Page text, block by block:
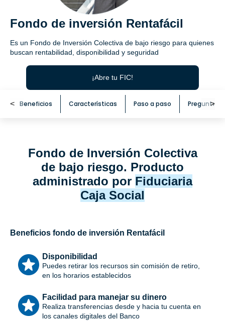
Fondo de inversión Rentafácil
Es un Fondo de Inversión Colectiva de bajo riesgo para quienes
buscan rentabilidad, disponibilidad y seguridad
¡Abre tu FIC!
< <
Beneficios Características Paso a paso Preguntas
Fondo de Inversión Colectiva
de bajo riesgo. Producto
administrado por Fiduciaria
Caja Social
Beneficios fondo de inversión Rentafácil
Disponibilidad
Puedes retirar los recursos sin comisión de retiro,
en los horarios establecidos
Facilidad para manejar su dinero
Realiza transferencias desde y hacia tu cuenta en
los canales digitales del Banco